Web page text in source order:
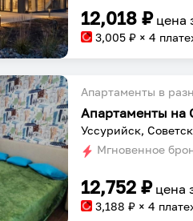
12,018 ₽ цена
3,005 ₽ × 4
Апартаменты в
Апартаменты на
Уссурийск,
Мгновенное
12,752 ₽ цена
3,188 ₽ × 4